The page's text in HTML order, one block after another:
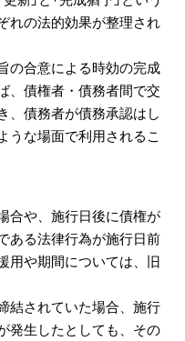
れの法的効果が整理され
の合意による時効の完成
、債権者・債務者間で交
、債務者が債務承認はし
うな場面で利用されるこ
合や、施行日後に債権が
ある法律行為が施行日前
用や期間については、旧
結されていた場合、施行
発生したとしても、その